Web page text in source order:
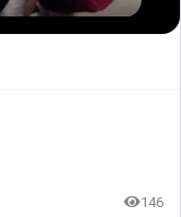
146